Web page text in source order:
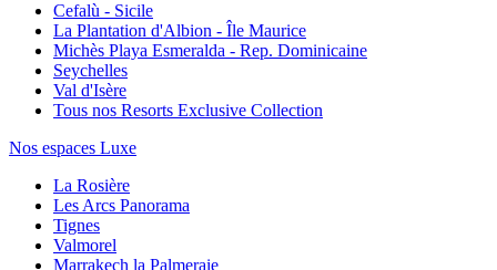
Cefalù - Sicile
La Plantation d'Albion - Île Maurice
Michès Playa Esmeralda - Rep. Dominicaine
Seychelles
Val d'Isère
Tous nos Resorts Exclusive Collection
Nos espaces Luxe
La Rosière
Les Arcs Panorama
Tignes
Valmorel
Marrakech la Palmeraie